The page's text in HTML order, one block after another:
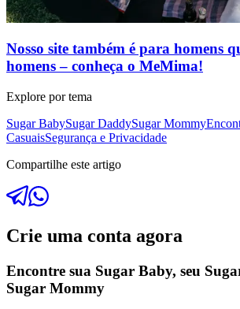
Nosso site também é para homens
homens – conheça o MeMima!
Explore por tema
Sugar BabySugar DaddySugar Mommy
CasuaisSegurança e Privacidade
Compartilhe este artigo
Crie uma conta agora
Encontre sua Sugar Baby, seu
Sugar Mommy